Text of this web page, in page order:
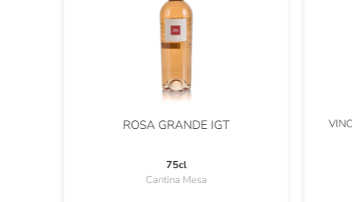
ROSA GRANDE IGT
75cl
Cantina Mesa